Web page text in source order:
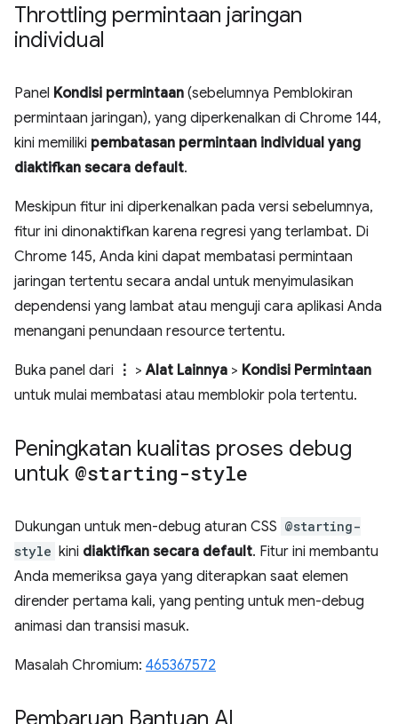
Throttling permintaan jaringan
individual
Panel Kondisi permintaan (sebelumnya Pemblokiran
permintaan jaringan), yang diperkenalkan di Chrome 144,
kini memiliki pembatasan permintaan individual yang
diaktifkan secara default.
Meskipun fitur ini diperkenalkan pada versi sebelumnya,
fitur ini dinonaktifkan karena regresi yang terlambat. Di
Chrome 145, Anda kini dapat membatasi permintaan
jaringan tertentu secara andal untuk menyimulasikan
dependensi yang lambat atau menguji cara aplikasi Anda
menangani penundaan resource tertentu.
Buka panel dari ⋮ >Alat Lainnya > Kondisi Permintaan
untuk mulai membatasi atau memblokir pola tertentu.
Peningkatan kualitas proses debug
untuk @starting-style
Dukungan untuk men-debug aturan CSS @starting-
style kini diaktifkan secara default. Fitur ini membantu
Anda memeriksa gaya yang diterapkan saat elemen
dirender pertama kali, yang penting untuk men-debug
animasi dan transisi masuk.
Masalah Chromium: 465367572
Pembaruan Bantuan AI